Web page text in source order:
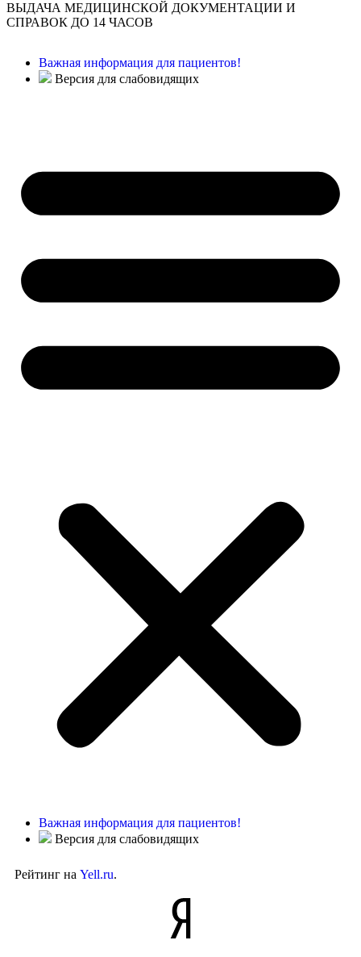
ВЫДАЧА МЕДИЦИНСКОЙ ДОКУМЕНТАЦИИ И
СПРАВОК ДО 14 ЧАСОВ
Важная информация для пациентов!
Версия для слабовидящих
Важная информация для пациентов!
Версия для слабовидящих
Рейтинг на Yell.ru.